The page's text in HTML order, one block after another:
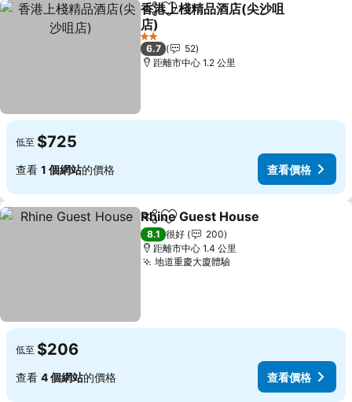
分享 放到收藏夾
香港上棧精品酒店(尖沙咀
店)
查看價格
2 星級
6.7
52
距離市中心 1.2 公里
低至 $725
查看 1 個網站的價格 查看價格
分享 放到收藏夾
Rhine Guest House
8.1 很好
200
距離市中心 1.4 公里
地道重慶大廈體驗查看價格
低至 $206
查看 4 個網站的價格 查看價格